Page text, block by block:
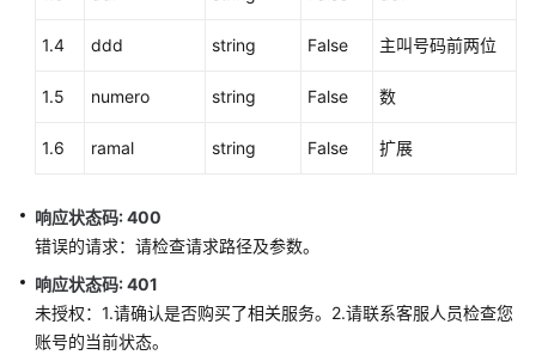
chat_itau_email）
客
户
或
CNPJ
查
1.4 ddd string False 主叫号码前两位
1.5 numero string False 数
1.6 ramal string False 扩展
响应状态码: 400
错误的请求：请检查请求路径及参数。
响应状态码: 401
未授权：1.请确认是否购买了相关服务。2.请联系客服人员检查您
账号的当前状态。